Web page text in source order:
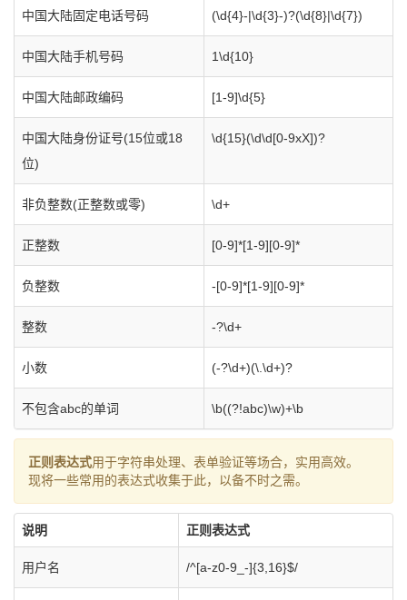
中国大陆固定电话号码 (\d{4}-|\d{3}-)?(\d{8}|\d{7})
中国大陆手机号码 1\d{10}
中国大陆邮政编码 [1-9]\d{5}
中国大陆身份证号(15位或18
位)
\d{15}(\d\d[0-9xX])?
非负整数(正整数或零) \d+
正整数 [0-9]*[1-9][0-9]*
负整数 -[0-9]*[1-9][0-9]*
整数 -?\d+
小数 (-?\d+)(\.\d+)?
不包含abc的单词 \b((?!abc)\w)+\b
正则表达式用于字符串处理、表单验证等场合，实用高效。
现将一些常用的表达式收集于此，以备不时之需。
说明 正则表达式
用户名 /^[a-z0-9_-]{3,16}$/